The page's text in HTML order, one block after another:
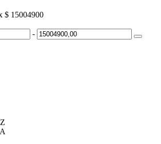
$ 15004900
-